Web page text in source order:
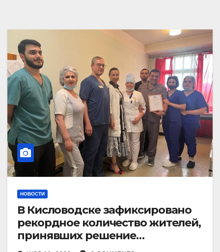
НОВОСТИ
В Кисловодске зафиксировано
рекордное количество жителей,
принявших решение
воспользоваться